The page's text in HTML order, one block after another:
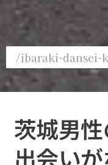
/ibaraki-dansei-
茨城男
出会い